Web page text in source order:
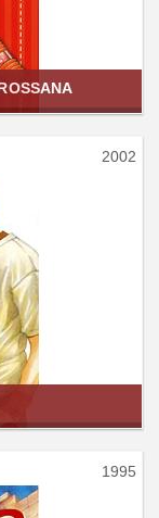
2002
1995